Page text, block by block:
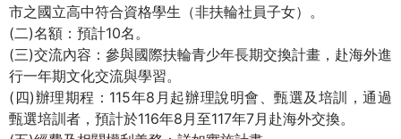
葳
格
國
際．
國
市之國立高中符合資格學生（非扶輪社員子女）。
(二)名額：預計10名。
(三)交流內容：參與國際扶輪青少年長期交換計畫，赴海外進
行一年期文化交流與學習。
(四)辦理期程：115年8月起辦理說明會、甄選及培訓，通過
甄選培訓者，預計於116年8月至117年7月赴海外交換。